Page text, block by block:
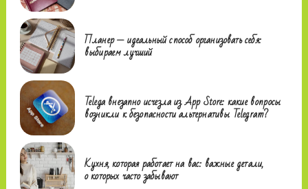
Планер — идеальный способ организовать себя:
выбираем лучший
Telega внезапно исчезла из App Store: какие вопросы
возникли к безопасности альтернативы Telegram?
Кухня, которая работает на вас: важные детали,
о которых часто забывают